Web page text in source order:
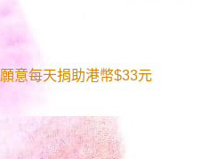
願意每天捐助港幣$33元